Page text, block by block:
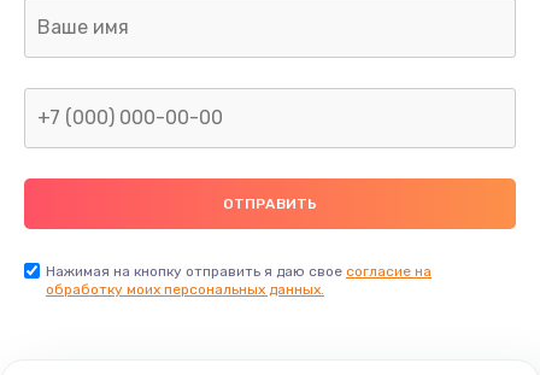
Ремонт капиллярной трубки
400 руб.
Заказать
Нажимая на кнопку отправить я даю свое согласие на
обработку моих персональных данных.